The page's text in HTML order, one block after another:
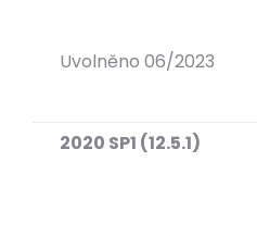
Uvolněno 06/2023
2020 SP1 (12.5.1)